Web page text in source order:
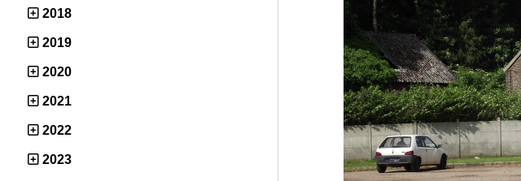
2018
2019
2020
2021
2022
2023